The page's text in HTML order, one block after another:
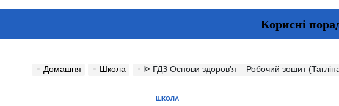
Корисні
Домашня Школа ᐈ ГДЗ Основи здоров’я – Робочий зошит (Тагліна) 9 клас 2017
ОПУБЛІКУВАТИ
ШКОЛА